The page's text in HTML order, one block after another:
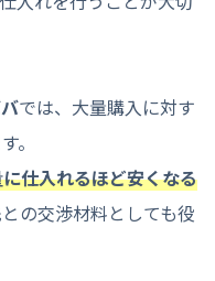
では、大量購入に対す
。
仕入れるほど安くなる
の交渉材料としても役